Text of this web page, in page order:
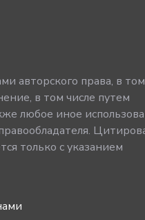
авторского права, в том
в том числе путем
любое иное
только с указанием